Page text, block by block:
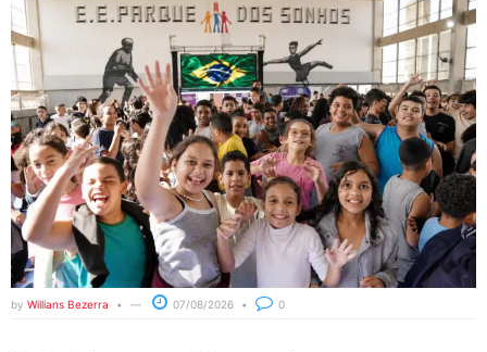
by Willians Bezerra 07/08/2026 0